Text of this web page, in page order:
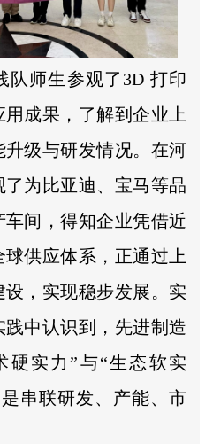
队师生参观了3D 打印
成果，了解到企业上
级与研发情况。在河
为比亚迪、宝马等品
间，得知企业凭借近
供应体系，正通过上
，实现稳步发展。实
中认识到，先进制造
硬实力”与“生态软实
串联研发、产能、市